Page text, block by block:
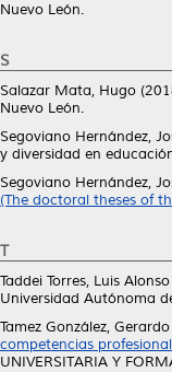
Nuevo León.
S
Salazar Mata, Hugo
Nuevo León.
Segoviano Hernández,
y diversidad en
Segoviano Hernández,
(The doctoral theses of
T
Taddei Torres, Luis Alonso
Universidad Autónoma
Tamez González, Gerardo
competencias
UNIVERSITARIA Y